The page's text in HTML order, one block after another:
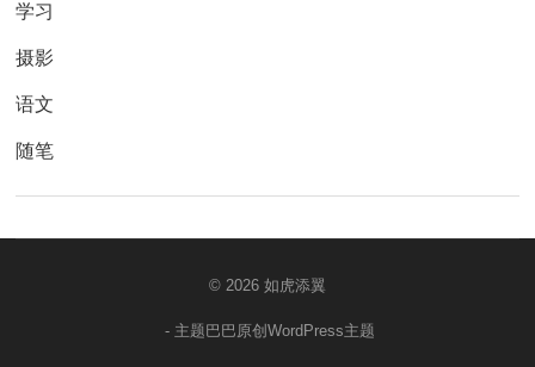
学习
摄影
语文
随笔
© 2026 如虎添翼
- 主题巴巴原创 WordPress主题